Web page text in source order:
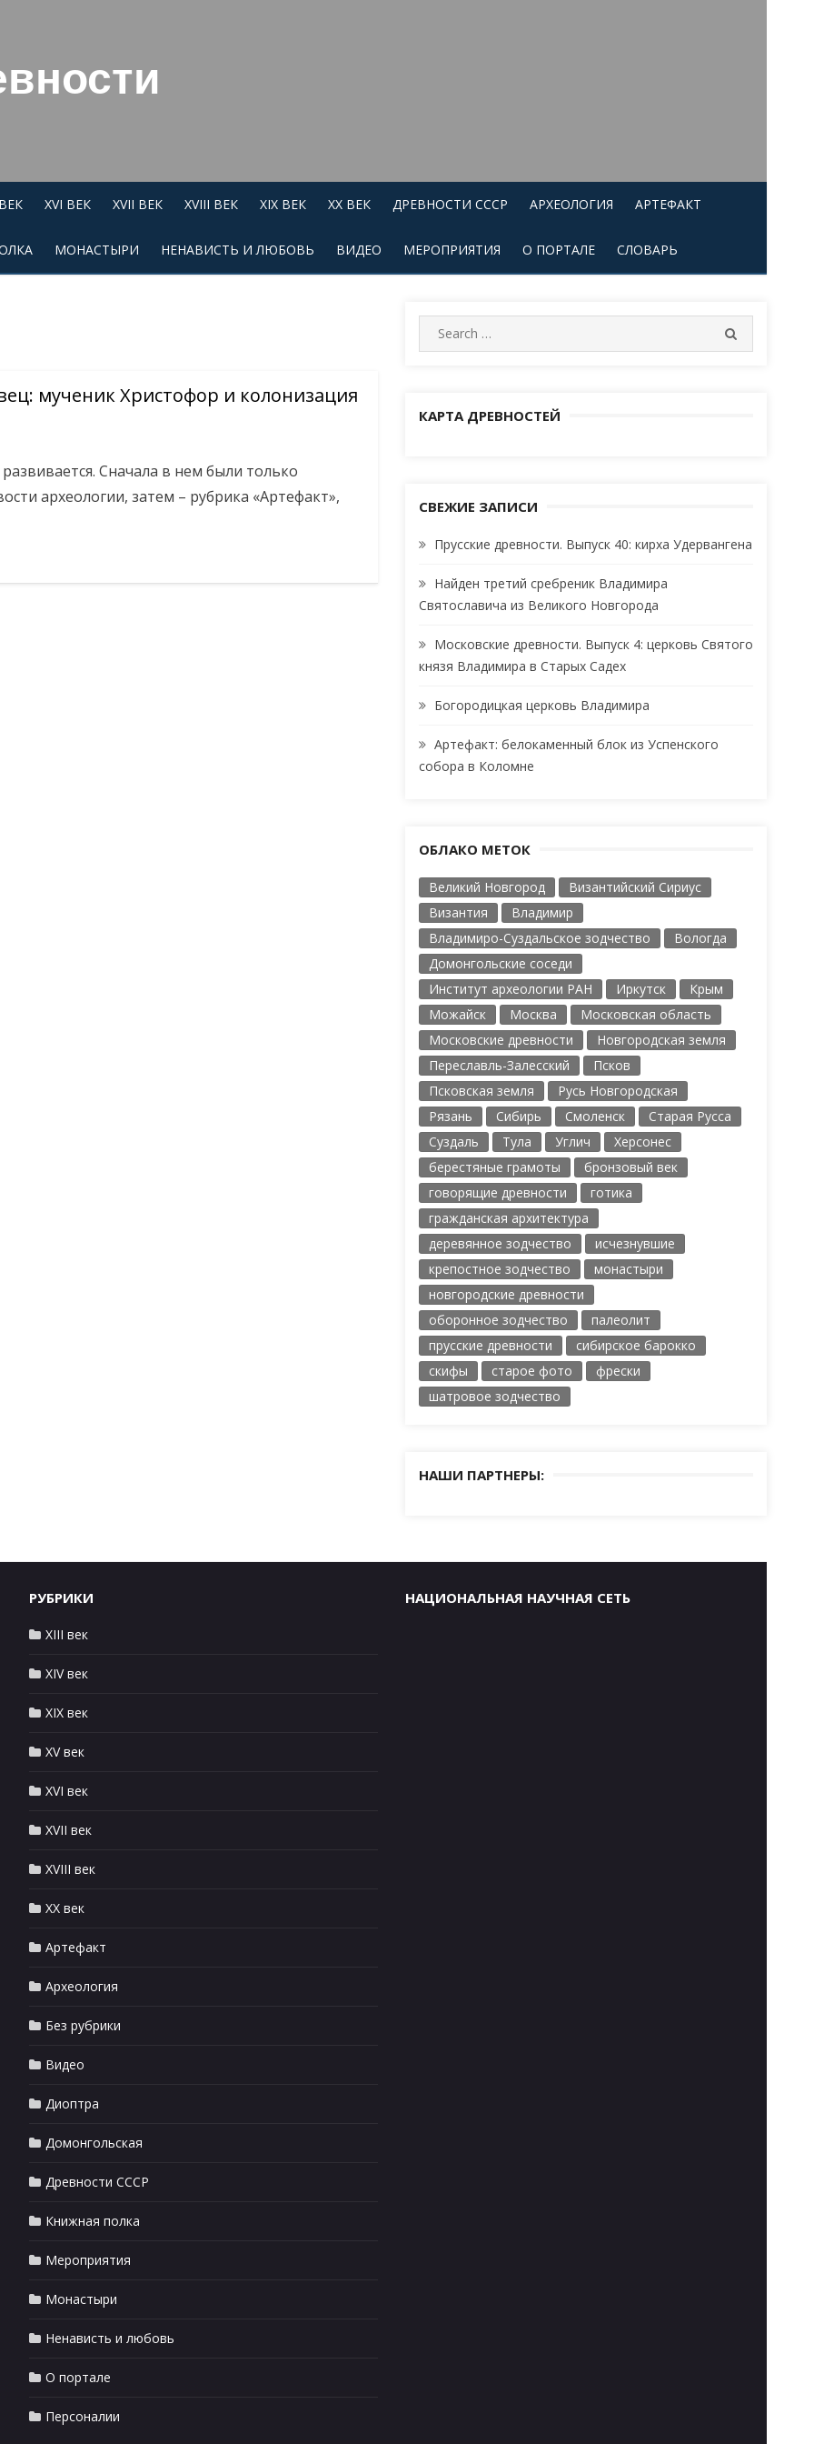
XVI ВЕК XVII ВЕК XVIII ВЕК XIX ВЕК XX ВЕК ДРЕВНОСТИ СССР АРХЕОЛОГИЯ АРТЕФАКТ
МОНАСТЫРИ НЕНАВИСТЬ И ЛЮБОВЬ ВИДЕО МЕРОПРИЯТИЯ О ПОРТАЛЕ СЛОВАРЬ
мученик Христофор и колонизация
Сначала в нем были только
археологии, затем – рубрика «Артефакт»,
Search
for:
КАРТА ДРЕВНОСТЕЙ
СВЕЖИЕ ЗАПИСИ
Прусские древности. Выпуск 40: кирха Удервангена
Найден третий сребреник Владимира
Святославича из Великого Новгорода
Московские древности. Выпуск 4: церковь Святого
князя Владимира в Старых Садех
Богородицкая церковь Владимира
Артефакт: белокаменный блок из Успенского
собора в Коломне
ОБЛАКО МЕТОК
Великий Новгород
Византийский Сириус
Византия
Владимир
Владимиро-Суздальское зодчество
Вологда
Домонгольские соседи
Институт археологии РАН
Иркутск
Крым
Можайск
Москва
Московская область
Московские древности
Новгородская земля
Переславль-Залесский
Псков
Псковская земля
Русь Новгородская
Рязань
Сибирь Смоленск
Старая Русса
Суздаль
Тула Углич
Херсонес
берестяные грамоты
бронзовый век
говорящие древности
готика
гражданская архитектура
деревянное зодчество
исчезнувшие
крепостное зодчество
монастыри
новгородские древности
оборонное зодчество
палеолит
прусские древности
сибирское барокко
скифы
старое фото
фрески
шатровое зодчество
НАШИ ПАРТНЕРЫ:
РУБРИКИ
XIII век
XIV век
XIX век
XV век
XVI век
XVII век
XVIII век
XX век
Артефакт
Археология
Без рубрики
Видео
Диоптра
Домонгольская
Древности СССР
Книжная полка
Мероприятия
Монастыри
Ненависть и любовь
О портале
Персоналии
НАЦИОНАЛЬНАЯ НАУЧНАЯ СЕТЬ